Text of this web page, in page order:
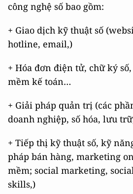
công nghệ số bao gồm:
+ Giao dịch kỹ thuật số
hotline, email,)
+ Hóa đơn điện tử, chữ ký
mềm kế toán…
+ Giải pháp quản trị (các
doanh nghiệp, số hóa, lưu
+ Tiếp thị kỹ thuật số, kỹ
pháp bán hàng, marketing
mềm; social marketing,
skills,)